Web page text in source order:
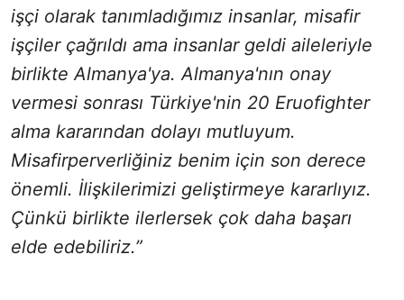
işçi olarak tanımladığımız insanlar, misafir
işçiler çağrıldı ama insanlar geldi aileleriyle
birlikte Almanya'ya. Almanya'nın onay
vermesi sonrası Türkiye'nin 20 Eruofighter
alma kararından dolayı mutluyum.
Misafirperverliğiniz benim için son derece
önemli. İlişkilerimizi geliştirmeye kararlıyız.
Çünkü birlikte ilerlersek çok daha başarı
elde edebiliriz.”